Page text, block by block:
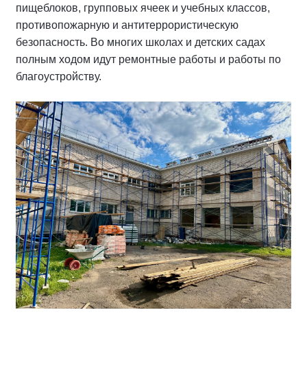
пищеблоков, групповых ячеек и учебных классов,
противопожарную и антитеррористическую
безопасность. Во многих школах и детских садах
полным ходом идут ремонтные работы и работы по
благоустройству.